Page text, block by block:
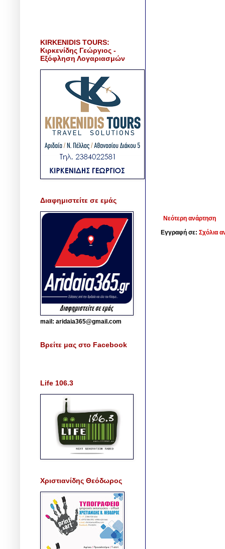
Νεότερη ανάρτηση
Εγγραφή σε: Σχόλια
KIRKENIDIS TOURS:
Κιρκενίδης Γεώργιος -
Εξόφληση Λογαριασμών
Διαφημιστείτε σε εμάς
mail: aridaia365@gmail.com
Βρείτε μας στο Facebook
Life 106.3
Χριστιανίδης Θεόδωρος